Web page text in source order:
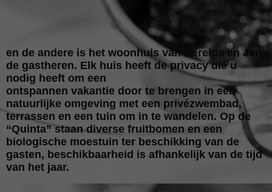
en de andere is het woonhuis van Nereida en Jan,
de gastheren. Elk huis heeft de privacy die u
nodig heeft om een
ontspannen vakantie door te brengen in een
natuurlijke omgeving met een privézwembad,
terrassen en een tuin om in te wandelen. Op de
“Quinta” staan diverse fruitbomen en een
biologische moestuin ter beschikking van de
gasten, beschikbaarheid is afhankelijk van de tijd
van het jaar.